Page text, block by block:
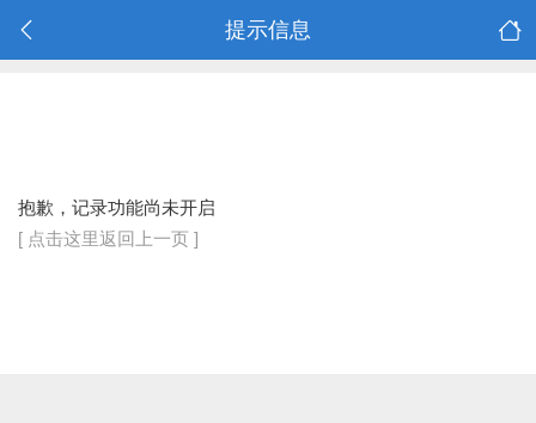
提示信息
抱歉，记录功能尚未开启
[ 点击这里返回上一页 ]